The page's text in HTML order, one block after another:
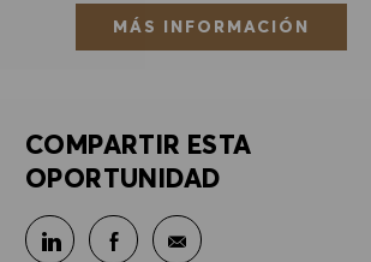
MÁS INFORMACIÓN
COMPARTIR ESTA
OPORTUNIDAD
Compartir en LinkedIn
Compartir en Facebook
Compartir por correo